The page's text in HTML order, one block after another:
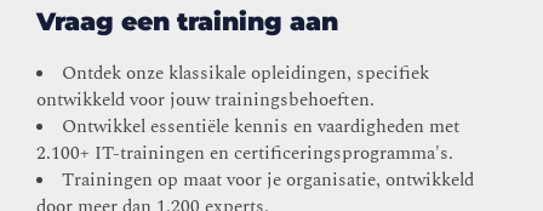
Vraag een training aan
Ontdek onze klassikale opleidingen, specifiek
ontwikkeld voor jouw trainingsbehoeften.
Ontwikkel essentiële kennis en vaardigheden met
2.100+ IT-trainingen en certificeringsprogramma's.
Trainingen op maat voor je organisatie, ontwikkeld